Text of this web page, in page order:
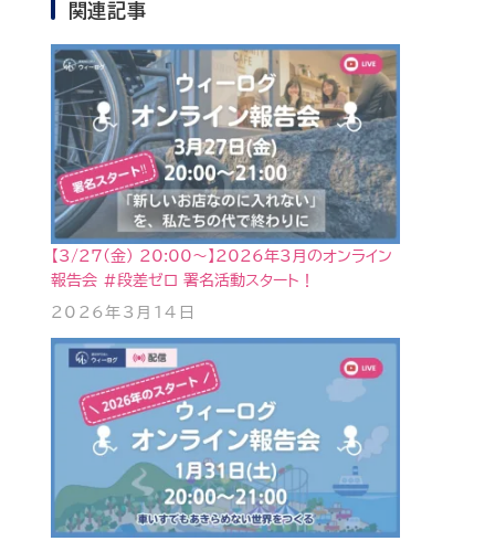
関連記事
【3/27(金) 20:00〜】2026年3月のオンライン
報告会 #段差ゼロ 署名活動スタート！
2026年3月14日